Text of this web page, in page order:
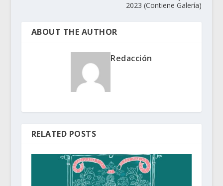
2023 (Contiene Galería)
ABOUT THE AUTHOR
Redacción
RELATED POSTS